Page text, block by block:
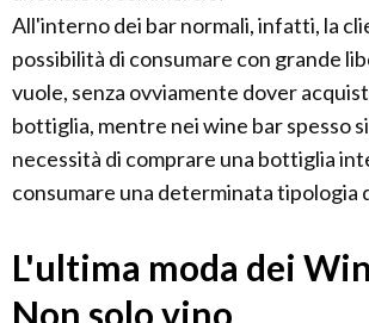
All'interno dei bar normali, infatti, la
possibilità di consumare con grande
vuole, senza ovviamente dover
bottiglia, mentre nei wine bar spesso
necessità di comprare una bottiglia
consumare una determinata tipologia
L'ultima moda dei
Non solo vino